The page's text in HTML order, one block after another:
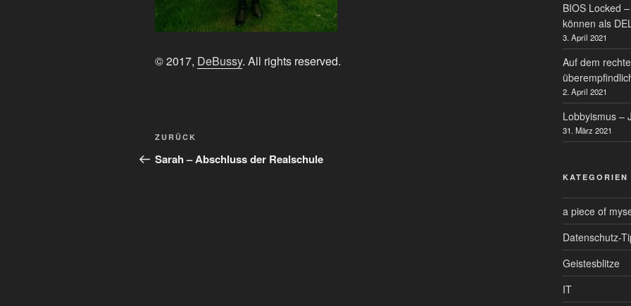
© 2017, DeBussy. All rights reserved.
Beitragsnavigation
Vorheriger
Beitrag
ZURÜCK
Sarah – Abschluss der Realschule
BIOS Locked
können als
3. April 2021
Auf dem
2. April 2021
Lobbyismus –
31. März 2021
KATEGORIEN
a piece of
Datenschutz-
Geistesblitze
IT